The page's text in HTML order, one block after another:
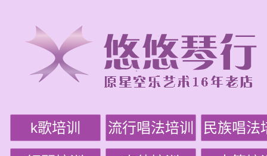
k歌培训 流行唱法培训 民族唱法